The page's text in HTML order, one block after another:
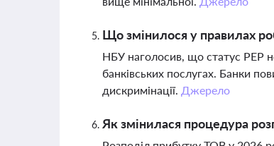
Що змінилося у правилах
НБУ наголосив, що статус PEP
банківських послугах. Банки
дискримінації. Джерело
Як змінилася процедура